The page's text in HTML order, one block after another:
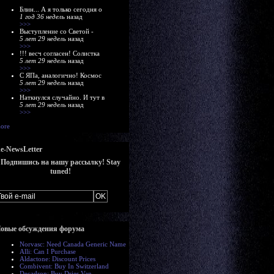
Блин... А я только сегодня о
1 год 36 недель назад
>>>
Выступление со Светой -
5 лет 29 недель назад
>>>
!!! весч согласен! Солистка
5 лет 29 недель назад
>>>
С ЯПа, аналогично! Космос
5 лет 29 недель назад
>>>
Наткнулся случайно. И тут в
5 лет 29 недель назад
>>>
NewsLetter
Подпишись на нашу рассылку! Stay
tuned!
обсуждения форума
Norvasc: Need Canada Generic Name
Alli: Can I Purchase
Aldactone: Discount Prices
Combivent: Buy In Switzerland